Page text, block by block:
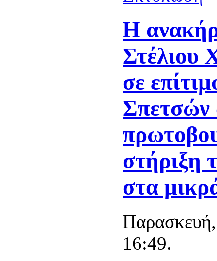
Η
Στέλιου
σε
Σπετσών
στήριξη
στα
16:49.